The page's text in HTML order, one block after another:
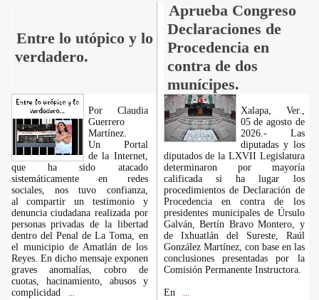
Entre lo utópico y lo
verdadero.
Aprueba Congreso
Declaraciones de
Procedencia en
contra de dos
munícipes.
Por Claudia
Guerrero
Martínez.
​Un Portal
de la Internet,
que ha sido atacado
sistemáticamente en redes
sociales, nos tuvo confianza,
al compartir un testimonio y
denuncia ciudadana realizada por
personas privadas de la libertad
dentro del Penal de La Toma, en
el municipio de Amatlán de los
Reyes. En dicho mensaje exponen
graves anomalías, cobro de
cuotas, hacinamiento, abusos y
complicidad
Xalapa, Ver.,
05 de agosto de
2026.- Las
diputadas y los
diputados de la LXVII Legislatura
determinaron por mayoría
calificada si ha lugar los
procedimientos de Declaración de
Procedencia en contra de los
presidentes municipales de Úrsulo
Galván, Bertín Bravo Montero, y
de Ixhuatlán del Sureste, Raúl
González Martínez, con base en las
conclusiones presentadas por la
Comisión Permanente Instructora.
En